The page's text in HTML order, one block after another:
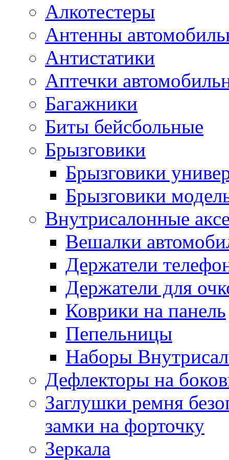
Алкотестеры
Антенны
Антистатики
Аптечки
Багажники
Биты бейсбольные
Брызговики
Брызговики
Брызговики
Внутрисалонные
Вешалки
Держатели
Держатели для
Коврики на панель
Пепельницы
Наборы
Дефлекторы на
Заглушки ремня
замки на форточку
Зеркала